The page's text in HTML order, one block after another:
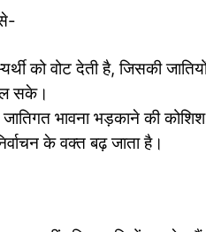
को वोट देती है, जिसकी
सके।
जातिगत भावना भड़काने की
के वक्त बढ़ जाता है।